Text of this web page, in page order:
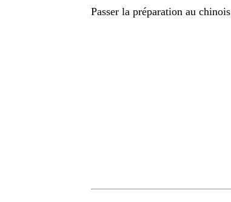
Passer la préparation au